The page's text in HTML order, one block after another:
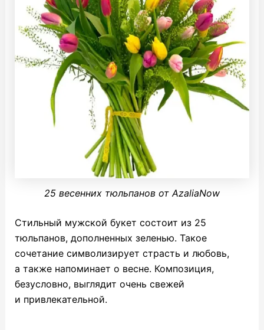
25 весенних тюльпанов от AzaliaNow
Стильный мужской букет состоит из 25
тюльпанов, дополненных зеленью. Такое
сочетание символизирует страсть и любовь,
а также напоминает о весне. Композиция,
безусловно, выглядит очень свежей
и привлекательной.